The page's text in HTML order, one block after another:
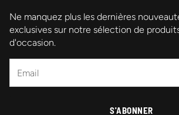
Promotions
Mentions légales
Ne manquez plus les dernières
exclusives sur notre sélection de
d'occasion.
S'ABONNER